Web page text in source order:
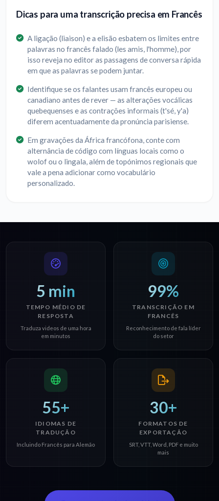
Dicas para uma transcrição precisa em Francês
A ligação (liaison) e a elisão esbatem os limites entre
palavras no francês falado (les amis, l'homme), por
isso reveja no editor as passagens de conversa rápida
em que as palavras se podem juntar.
Identifique se os falantes usam francês europeu ou
canadiano antes de rever — as alterações vocálicas
quebequenses e as contrações informais (t'sé, y'a)
diferem acentuadamente da pronúncia parisiense.
Em gravações da África francófona, conte com
alternância de código com línguas locais como o
wolof ou o lingala, além de topónimos regionais que
vale a pena adicionar como vocabulário
personalizado.
5 min
TEMPO MÉDIO DE
RESPOSTA
Traduza videos de uma hora
em minutos
99%
TRANSCRIÇÃO EM
FRANCÊS
Reconhecimento de fala líder
do setor
55+
IDIOMAS DE
TRADUÇÃO
Incluindo Francês para Alemão
30+
FORMATOS DE
EXPORTAÇÃO
SRT, VTT, Word, PDF e muito
mais